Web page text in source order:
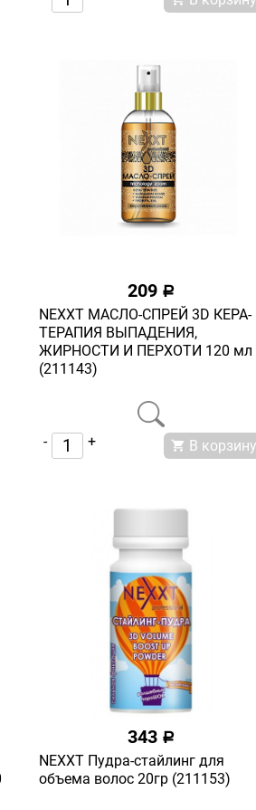
209 a
NEXXT МАСЛО-СПРЕЙ 3D КЕРА-
ТЕРАПИЯ ВЫПАДЕНИЯ,
ЖИРНОСТИ И ПЕРХОТИ 120 мл
(211143)
- + В корзину
343 a
NEXXT Пудра-стайлинг для
объема волос 20гр (211153)